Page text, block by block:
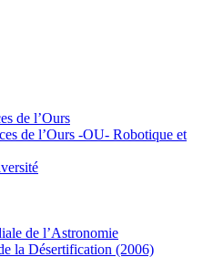
de l’Ours
de l’Ours -OU- Robotique et
de l’Astronomie
la Désertification (2006)